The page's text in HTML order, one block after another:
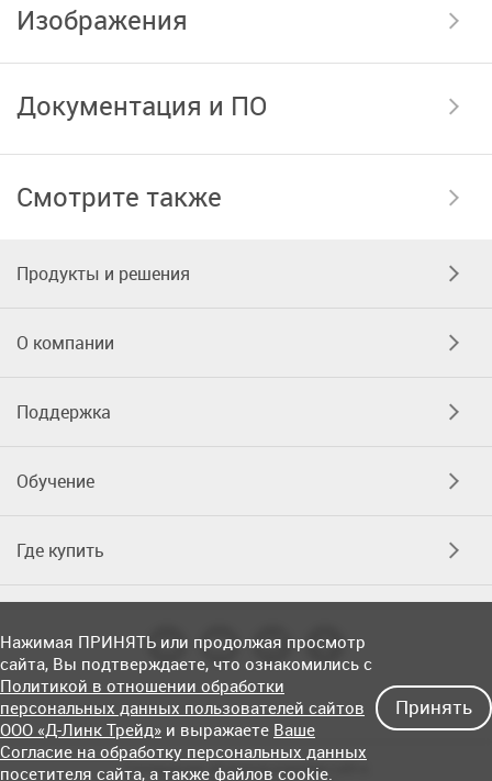
Изображения
Документация и ПО
Смотрите также
Продукты и решения
О компании
Поддержка
Обучение
Где купить
Соглашение об использовании сайта
Нажимая ПРИНЯТЬ или продолжая просмотр
сайта, Вы подтверждаете, что ознакомились с
Политикой в отношении обработки
персональных данных пользователей сайтов
ООО «Д-Линк Трейд» и выражаете Ваше
Согласие на обработку персональных данных
посетителя сайта, а также файлов cookie.
Принять